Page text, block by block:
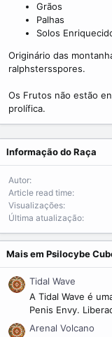
Grãos
Palhas
Solos
Originário das
ralphstersspores.
Os Frutos não estão
prolífica.
Informação do Raça
Autor
Article read time
Visualizações
Última atualização
Mais em Psilocybe
Tidal Wave
A Tidal Wave é
Penis Envy.
Arenal Volcano